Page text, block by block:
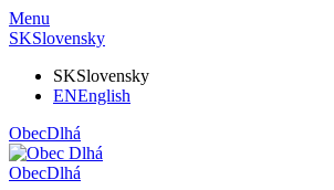
Menu
SKSlovensky
SKSlovensky
ENEnglish
ObecDlhá
ObecDlhá